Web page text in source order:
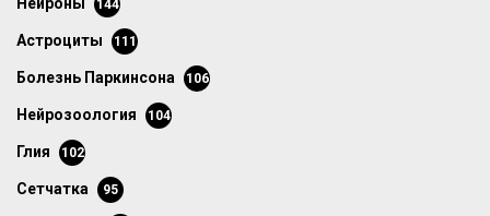
144
астроциты 111
болезнь Паркинсона 106
нейрозоология 104
глия 102
сетчатка 95